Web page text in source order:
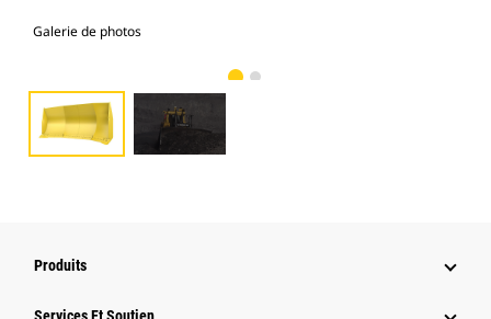
Galerie de photos
Produits